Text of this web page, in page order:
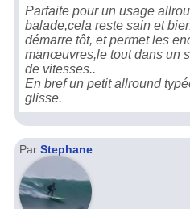
Parfaite pour un usage
balade,cela reste sain et
démarre tôt, et permet les
manœuvres,le tout dans un
de vitesses..
En bref un petit allround
glisse.
Par Stephane